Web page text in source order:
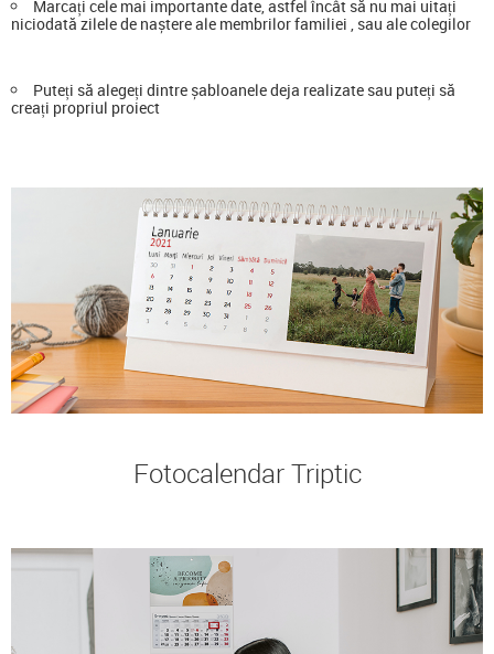
Marcați cele mai importante date, astfel încât să nu mai uitați
niciodată zilele de naștere ale membrilor familiei , sau ale colegilor
Puteți să alegeți dintre șabloanele deja realizate sau puteți să
creați propriul proiect
Fotocalendar Triptic